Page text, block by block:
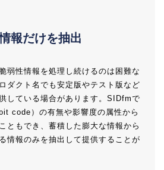
報だけを抽出
弱性情報を処理し続けるのは困難な
ダクト名でも安定版やテスト版など
している場合があります。SIDfmで
code）の有無や影響度の属性から
ともでき、蓄積した膨大な情報から
情報のみを抽出して提供することが